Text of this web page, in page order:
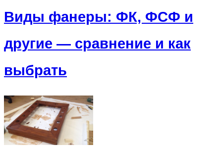
Виды фанеры: ФК, ФСФ и
другие — сравнение и как
выбрать